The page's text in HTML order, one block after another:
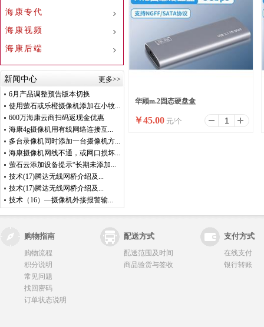
海康专代
海康视频
海康后端
新闻中心
更多>>
6月产品调整预告版本切换
使用萤石或乐橙摄像机添加在小牧...
600万海康云商扫码返现金优惠
海康4g摄像机用有线网络连接互...
多台录像机同时添加一台摄像机方...
海康摄像机网线不通，或网口损坏...
萤石云添加设备提示“长期未添加...
技术(17)腾达无线网桥介绍及...
技术(17)腾达无线网桥介绍及...
技术（16）—摄像机外接报警输...
华顾m.2固态硬盘盒
NGFF/SATA9210
￥45.00 元/个
购物指南 配送方式 支付方式
购物流程
积分说明
常见问题
找回密码
订单状态说明
配送范围及时间
商品验货与签收
在线支付
银行转账